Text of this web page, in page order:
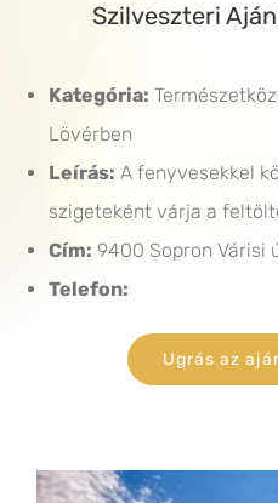
Szilveszteri
Kategória:
Lövérben
Leírás: A fenyvesekkel
szigeteként várja a
Cím: 9400 Sopron Várisi
Telefon:
Ugrás az